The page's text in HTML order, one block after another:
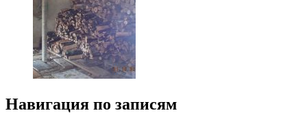
Навигация по записям